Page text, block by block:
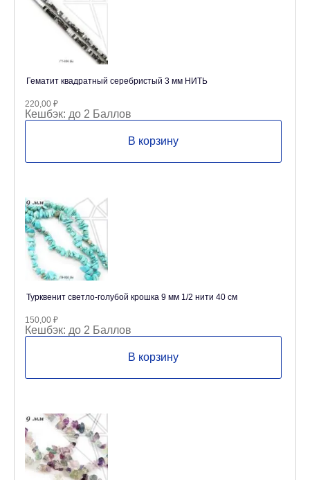
Гематит квадратный серебристый 3 мм НИТЬ
220,00 ₽
Кешбэк: до 2 Баллов
В корзину
Турквенит светло-голубой крошка 9 мм 1/2 нити 40 см
150,00 ₽
Кешбэк: до 2 Баллов
В корзину